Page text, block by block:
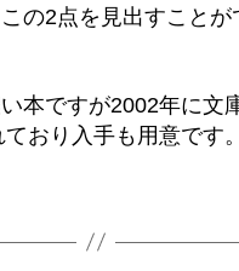
の2点を見出すことが
本ですが2002年に文
おり入手も用意です